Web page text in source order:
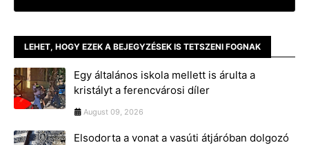
LEHET, HOGY EZEK A BEJEGYZÉSEK IS TETSZENI FOGNAK
Egy általános iskola mellett is árulta a
kristályt a ferencvárosi díler
August 09, 2026
Elsodorta a vonat a vasúti átjáróban dolgozó